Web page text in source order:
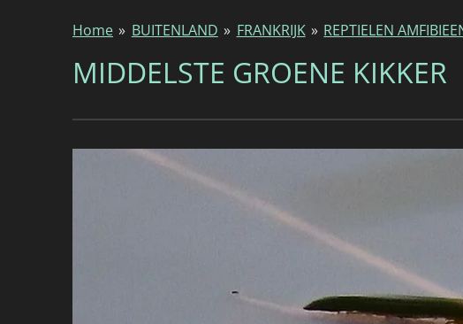
Home » BUITENLAND » FRANKRIJK » REPTIELEN
MIDDELSTE GROENE KIKKER